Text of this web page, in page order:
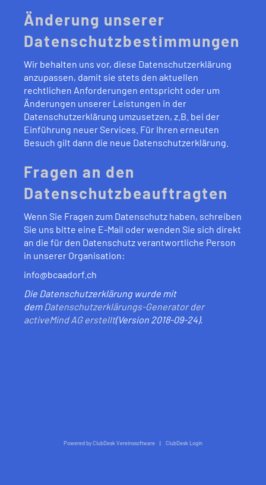
Änderung unserer
Datenschutzbestimmungen
Wir behalten uns vor, diese Datenschutzerklärung
anzupassen, damit sie stets den aktuellen
rechtlichen Anforderungen entspricht oder um
Änderungen unserer Leistungen in der
Datenschutzerklärung umzusetzen, z.B. bei der
Einführung neuer Services. Für Ihren erneuten
Besuch gilt dann die neue Datenschutzerklärung.
Fragen an den
Datenschutzbeauftragten
Wenn Sie Fragen zum Datenschutz haben, schreiben
Sie uns bitte eine E-Mail oder wenden Sie sich direkt
an die für den Datenschutz verantwortliche Person
in unserer Organisation:
info@bcaadorf.ch
Die Datenschutzerklärung wurde mit
dem Datenschutzerklärungs-Generator der
activeMind AG erstellt(Version 2018-09-24).
Powered by ClubDesk Vereinssoftware | ClubDesk Login